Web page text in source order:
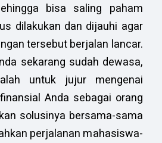
bisa saling paham
dilakukan dan dijauhi agar
tersebut berjalan lancar.
sekarang sudah dewasa,
untuk jujur mengenai
Anda sebagai orang
solusinya bersama-sama
perjalanan mahasiswa-